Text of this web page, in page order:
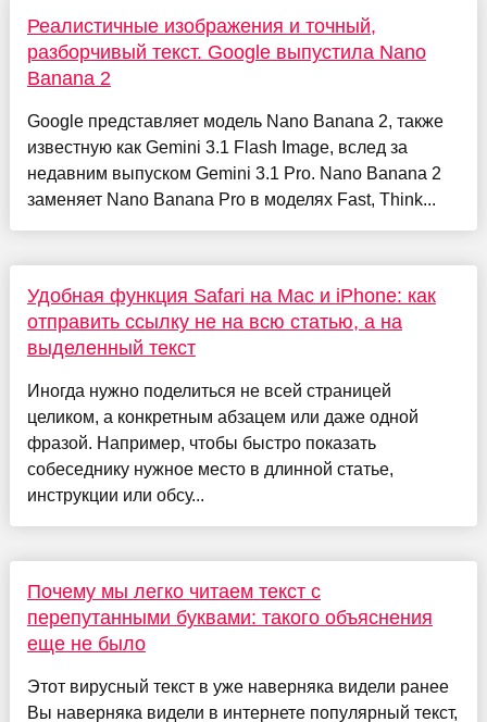
Реалистичные изображения и точный,
разборчивый текст. Google выпустила Nano
Banana 2
Google представляет модель Nano Banana 2, также
известную как Gemini 3.1 Flash Image, вслед за
недавним выпуском Gemini 3.1 Pro. Nano Banana 2
заменяет Nano Banana Pro в моделях Fast, Think...
Удобная функция Safari на Mac и iPhone: как
отправить ссылку не на всю статью, а на
выделенный текст
Иногда нужно поделиться не всей страницей
целиком, а конкретным абзацем или даже одной
фразой. Например, чтобы быстро показать
собеседнику нужное место в длинной статье,
инструкции или обсу...
Почему мы легко читаем текст с
перепутанными буквами: такого объяснения
еще не было
Этот вирусный текст в уже наверняка видели ранее
Вы наверняка видели в интернете популярный текст,